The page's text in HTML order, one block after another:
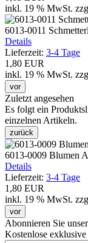
inkl. 19 % MwSt.
6013-0011
Details
Lieferzeit: 3-4 Tage
1,80 EUR
inkl. 19 % MwSt.
vor
Zuletzt angesehen
Es folgt ein
einzelnen Artikeln.
zurück
6013-0009 Blumen
Details
Lieferzeit: 3-4 Tage
1,80 EUR
inkl. 19 % MwSt.
vor
Abonnieren Sie
Kostenlose